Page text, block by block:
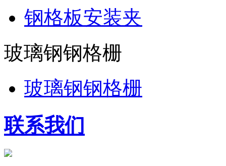
钢格板安装夹
玻璃钢钢格栅
玻璃钢钢格栅
联系我们